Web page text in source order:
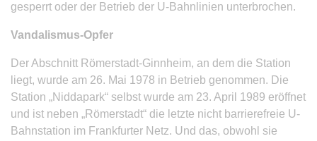
gesperrt oder der Betrieb der U-Bahnlinien unterbrochen.
Vandalismus-Opfer
Der Abschnitt Römerstadt-Ginnheim, an dem die Station
liegt, wurde am 26. Mai 1978 in Betrieb genommen. Die
Station „Niddapark“ selbst wurde am 23. April 1989 eröffnet
und ist neben „Römerstadt“ die letzte nicht barrierefreie U-
Bahnstation im Frankfurter Netz. Und das, obwohl sie